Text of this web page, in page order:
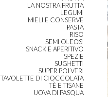
LA NOSTRA FRUTTA
LEGUMI
MIELI E CONSERVE
PASTA
RISO
SEMI OLEOSI
SNACK E APERITIVO
SPEZIE
SUGHETTI
SUPER POLVERI
TAVOLETTE DI CIOCCOLATA
TÈ E TISANE
UOVA DI PASQUA